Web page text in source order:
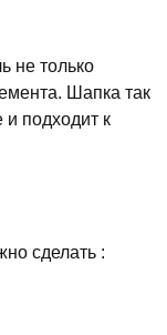
не только
Шапка так
подходит к
сделать :